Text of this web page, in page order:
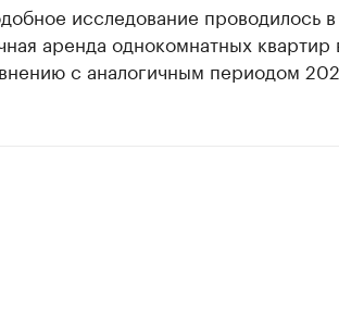
исследование проводилось
аренда однокомнатных квартир
с аналогичным периодом